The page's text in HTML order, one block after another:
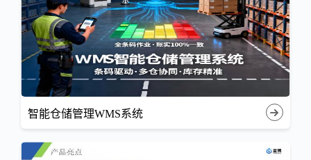
智能仓储管理WMS系统